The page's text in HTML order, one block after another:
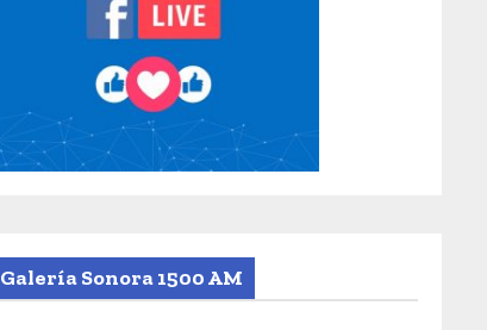
Galería Sonora 1500 AM